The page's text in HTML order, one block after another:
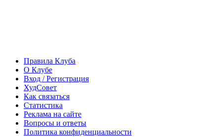
Правила Клуба
О Клубе
Вход / Регистрация
ХудСовет
Как связаться
Статистика
Реклама на сайте
Вопросы и ответы
Политика конфиденциальности